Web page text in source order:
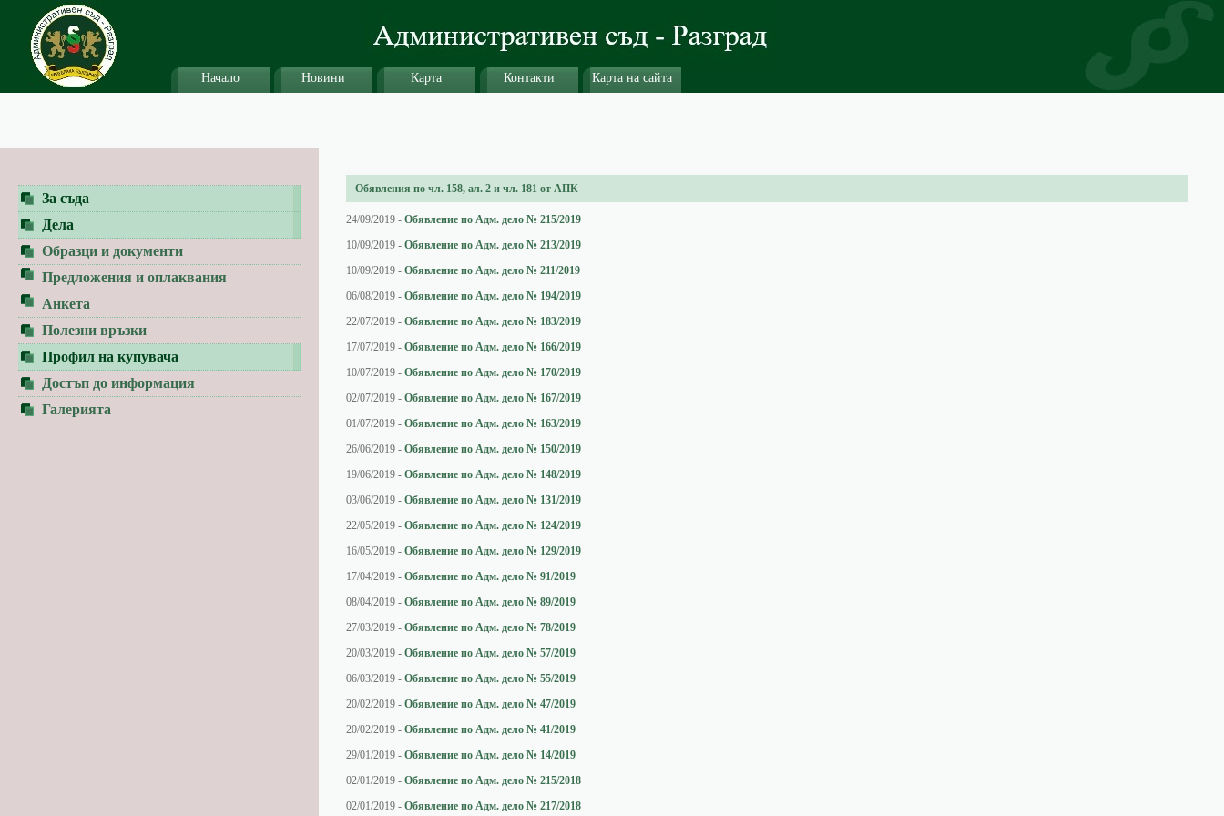
Начало Новини Карта Контакти Карта на сайта
За съда
Дела
Образци и документи
Предложения и оплаквания
Анкета
Полезни връзки
Профил на купувача
Достъп до информация
Галерията
Обявления по чл. 158, ал. 2 и чл. 181 от АПК
24/09/2019 - Обявление по Адм. дело № 215/2019
10/09/2019 - Обявление по Адм. дело № 213/2019
10/09/2019 - Обявление по Адм. дело № 211/2019
06/08/2019 - Обявление по Адм. дело № 194/2019
22/07/2019 - Обявление по Адм. дело № 183/2019
17/07/2019 - Обявление по Адм. дело № 166/2019
10/07/2019 - Обявление по Адм. дело № 170/2019
02/07/2019 - Обявление по Адм. дело № 167/2019
01/07/2019 - Обявление по Адм. дело № 163/2019
26/06/2019 - Обявление по Адм. дело № 150/2019
19/06/2019 - Обявление по Адм. дело № 148/2019
03/06/2019 - Обявление по Адм. дело № 131/2019
22/05/2019 - Обявление по Адм. дело № 124/2019
16/05/2019 - Обявление по Адм. дело № 129/2019
17/04/2019 - Обявление по Адм. дело № 91/2019
08/04/2019 - Обявление по Адм. дело № 89/2019
27/03/2019 - Обявление по Адм. дело № 78/2019
20/03/2019 - Обявление по Адм. дело № 57/2019
06/03/2019 - Обявление по Адм. дело № 55/2019
20/02/2019 - Обявление по Адм. дело № 47/2019
20/02/2019 - Обявление по Адм. дело № 41/2019
29/01/2019 - Обявление по Адм. дело № 14/2019
02/01/2019 - Обявление по Адм. дело № 215/2018
02/01/2019 - Обявление по Адм. дело № 217/2018